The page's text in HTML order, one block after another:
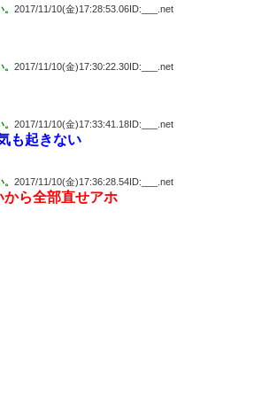
2017/11/10(金)17:28:53.06ID:___.net
2017/11/10(金)17:30:22.30ID:___.net
2017/11/10(金)17:33:41.18ID:___.net
も起きない
2017/11/10(金)17:36:28.54ID:___.net
ら全部直せアホ